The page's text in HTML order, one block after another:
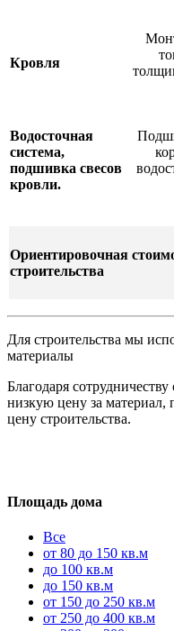
Кровля
Водосточная
система,
подшивка свесов
кровли.
Ориентировочная
строительства
Для строительства мы
материалы
Благодаря
низкую цену за
цену строительства.
Площадь дома
Все
от 80 до 150 кв.м
до 100 кв.м
до 150 кв.м
от 150 до 250 кв.м
от 250 до 400 кв.м